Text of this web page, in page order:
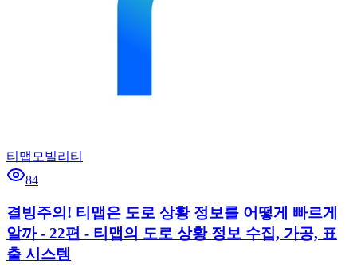
티맵모빌리티
84
결빙주의! 티맵은 도로 상황 정보를 어떻게 빠르게
알까 - 22편 - 티맵의 도로 상황 정보 수집, 가공, 표
출 시스템